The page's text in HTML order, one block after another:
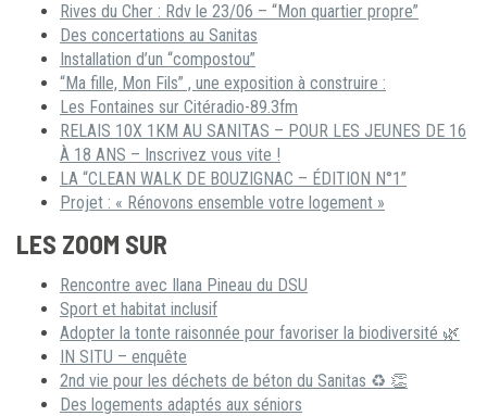
Rives du Cher : Rdv le 23/06 – “Mon quartier propre”
Des concertations au Sanitas
Installation d’un “compostou”
“Ma fille, Mon Fils” , une exposition à construire :
Les Fontaines sur Citéradio-89.3fm
RELAIS 10X 1KM AU SANITAS – POUR LES JEUNES DE 16
À 18 ANS – Inscrivez vous vite !
LA “CLEAN WALK DE BOUZIGNAC – ÉDITION N°1”
Projet : « Rénovons ensemble votre logement »
LES ZOOM SUR
Rencontre avec Ilana Pineau du DSU
Sport et habitat inclusif
Adopter la tonte raisonnée pour favoriser la biodiversité 🌿
IN SITU – enquête
2nd vie pour les déchets de béton du Sanitas ♻ 👏
Des logements adaptés aux séniors